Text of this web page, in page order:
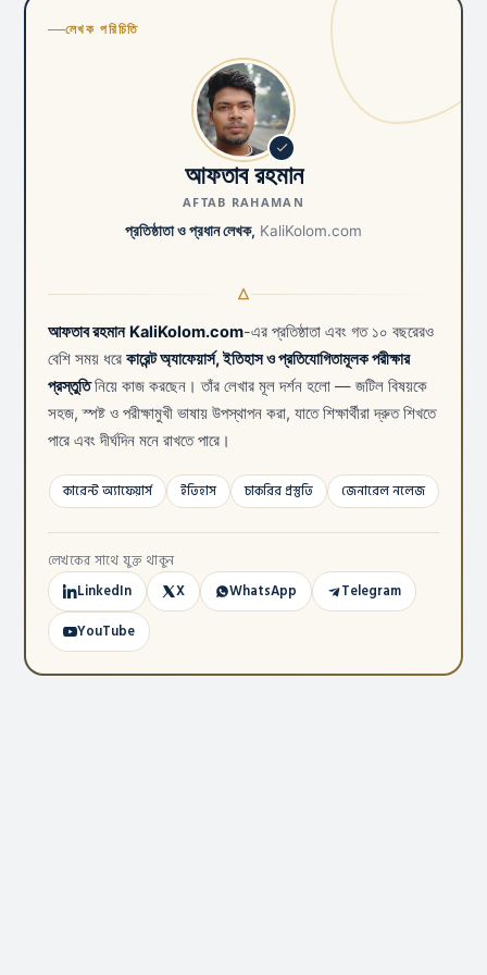
লেখক পরিচিতি
আফতাব রহমান
AFTAB RAHAMAN
প্রতিষ্ঠাতা ও প্রধান লেখক, KaliKolom.com
আফতাব রহমান KaliKolom.com-এর প্রতিষ্ঠাতা এবং গত ১০ বছরেরও
বেশি সময় ধরে কারেন্ট অ্যাফেয়ার্স, ইতিহাস ও প্রতিযোগিতামূলক পরীক্ষার
প্রস্তুতিনিয়ে কাজ করছেন। তাঁর লেখার মূল দর্শন হলো — জটিল বিষয়কে
সহজ, স্পষ্ট ও পরীক্ষামুখী ভাষায় উপস্থাপন করা, যাতে শিক্ষার্থীরা দ্রুত শিখতে
পারে এবং দীর্ঘদিন মনে রাখতে পারে।
কারেন্ট অ্যাফেয়ার্স ইতিহাস চাকরির প্রস্তুতি জেনারেল নলেজ
লেখকের সাথে যুক্ত থাকুন
LinkedIn X WhatsApp
Telegram
YouTube